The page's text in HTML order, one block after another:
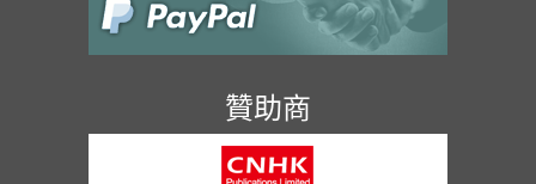
贊助商